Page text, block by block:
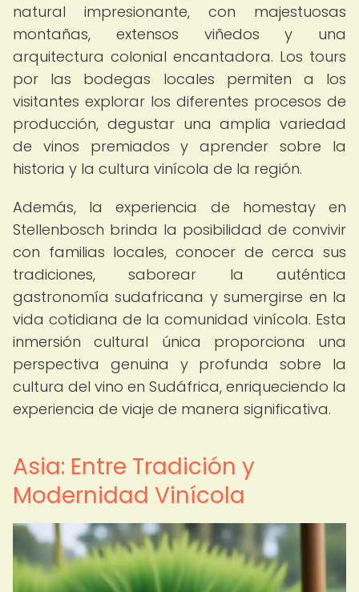
natural impresionante, con majestuosas
montañas, extensos viñedos y una
arquitectura colonial encantadora. Los tours
por las bodegas locales permiten a los
visitantes explorar los diferentes procesos de
producción, degustar una amplia variedad
de vinos premiados y aprender sobre la
historia y la cultura vinícola de la región.
Además, la experiencia de homestay en
Stellenbosch brinda la posibilidad de convivir
con familias locales, conocer de cerca sus
tradiciones, saborear la auténtica
gastronomía sudafricana y sumergirse en la
vida cotidiana de la comunidad vinícola. Esta
inmersión cultural única proporciona una
perspectiva genuina y profunda sobre la
cultura del vino en Sudáfrica, enriqueciendo la
experiencia de viaje de manera significativa.
Asia: Entre Tradición y
Modernidad Vinícola